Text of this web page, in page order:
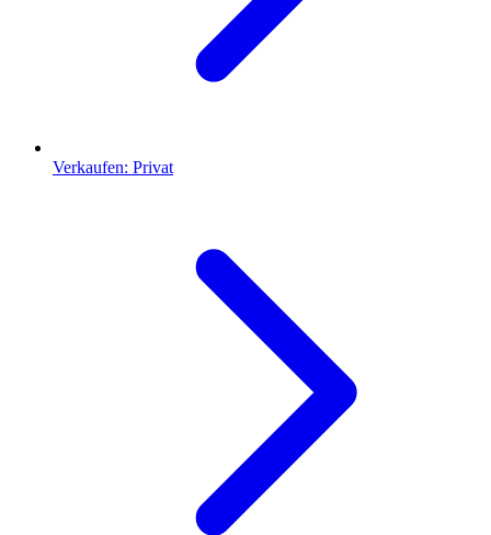
Verkaufen: Privat